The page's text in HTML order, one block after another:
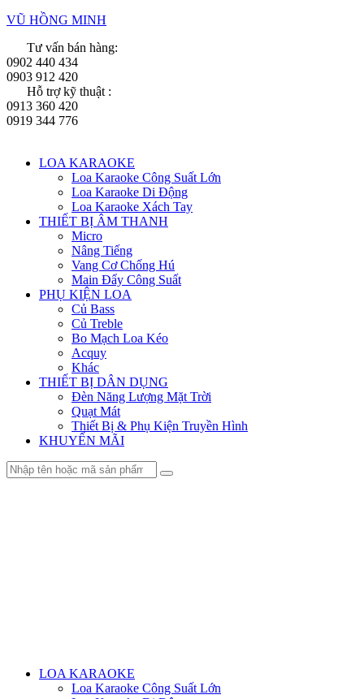
VŨ HỒNG MINH
Tư vấn bán hàng:
0902 440 434
0903 912 420
Hỗ trợ kỹ thuật :
0913 360 420
0919 344 776
Menu
LOA KARAOKE
Loa Karaoke Công Suất Lớn
Loa Karaoke Di Động
Loa Karaoke Xách Tay
THIẾT BỊ ÂM THANH
Micro
Nâng Tiếng
Vang Cơ Chống Hú
Main Đẩy Công Suất
PHỤ KIỆN LOA
Củ Bass
Củ Treble
Bo Mạch Loa Kéo
Acquy
Khác
THIẾT BỊ DÂN DỤNG
Đèn Năng Lượng Mặt Trời
Quạt Mát
Thiết Bị & Phụ Kiện Truyền Hình
KHUYẾN MÃI
Menu
LOA KARAOKE
Loa Karaoke Công Suất Lớn